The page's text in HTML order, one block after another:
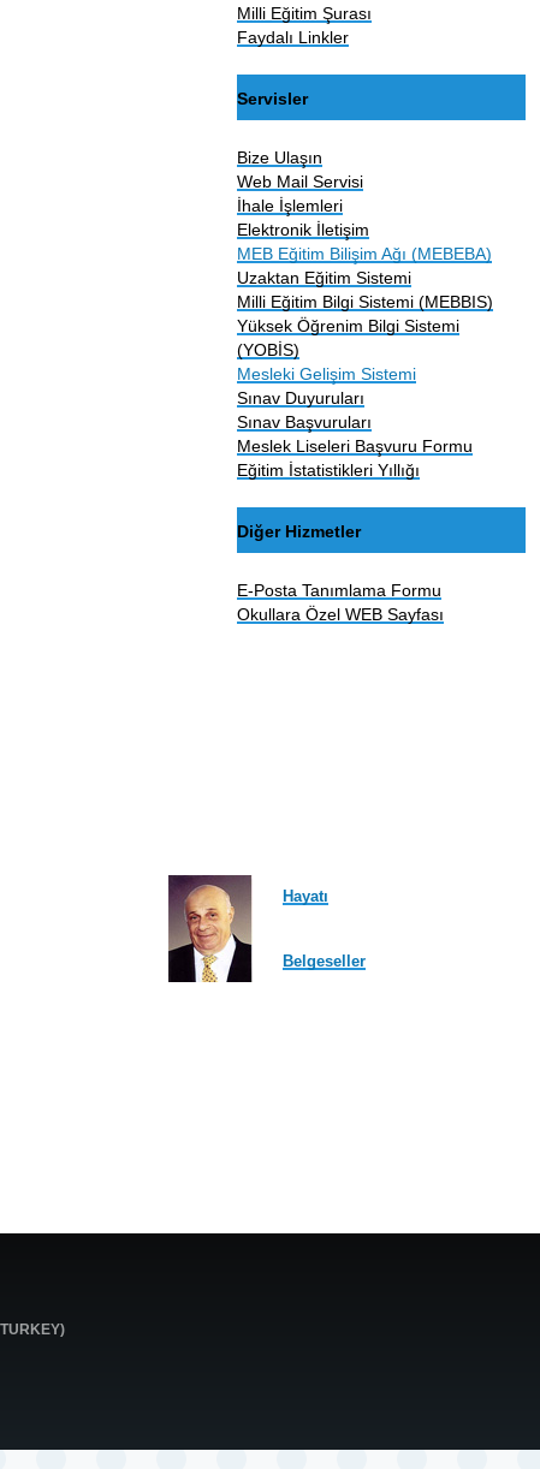
Milli Eğitim Şurası
Faydalı Linkler
Servisler
Bize Ulaşın
Web Mail Servisi
İhale İşlemleri
Elektronik İletişim
MEB Eğitim Bilişim Ağı (MEBEBA)
Uzaktan Eğitim Sistemi
Milli Eğitim Bilgi Sistemi (MEBBIS)
Yüksek Öğrenim Bilgi Sistemi
(YOBİS)
Mesleki Gelişim Sistemi
Sınav Duyuruları
Sınav Başvuruları
Meslek Liseleri Başvuru Formu
Eğitim İstatistikleri Yıllığı
Diğer Hizmetler
E-Posta Tanımlama Formu
Okullara Özel WEB Sayfası
Hayatı
Belgeseller